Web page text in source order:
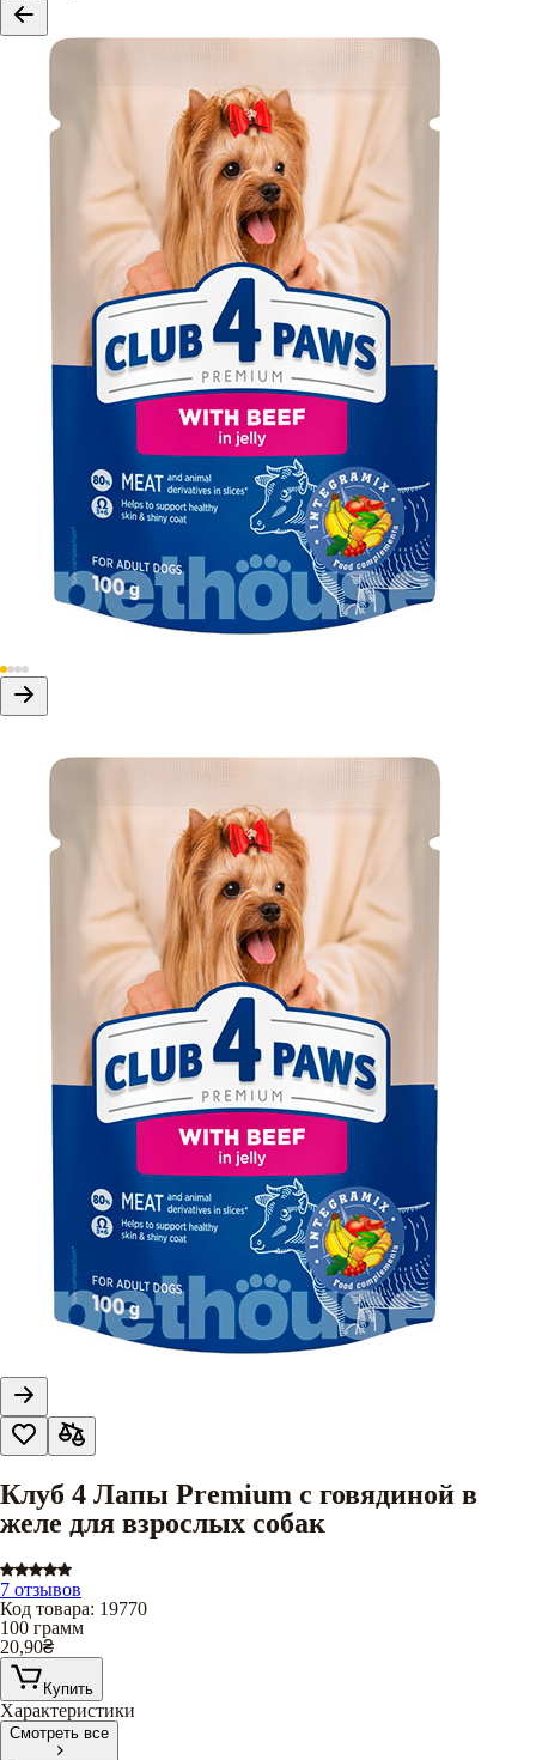
Клуб 4 Лапы Premium с говядиной в
желе для взрослых собак
7 отзывов
Код товара: 19770
100 грамм
20,90₴
Купить
Характеристики
Смотреть все